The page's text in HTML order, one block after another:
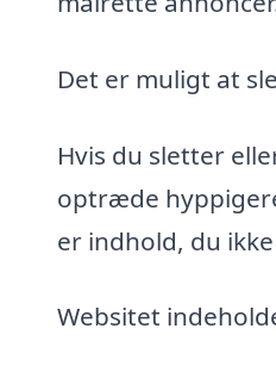
Det er muligt at
Hvis du sletter
optræde
er indhold, du
Websitet